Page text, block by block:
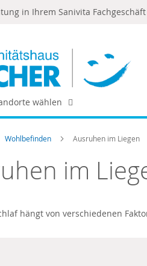
in Ihrem Sanivita
wählen
Wohlbefinden Ausruhen im Liegen
im
hängt von verschiedenen